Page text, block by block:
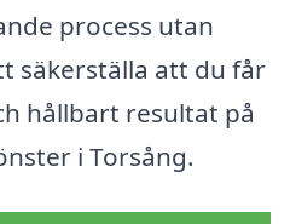
process utan
säkerställa att du får
hållbart resultat på
i Torsång.